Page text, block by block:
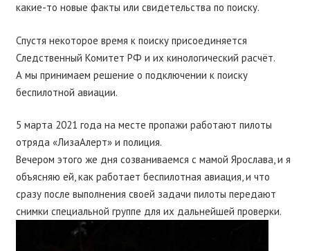
какие-то новые факты или свидетельства по поиску.
Спустя некоторое время к поиску присоединяется
Следственный Комитет РФ и их кинологический расчёт.
А мы принимаем решение о подключении к поиску
беспилотной авиации.
5 марта 2021 года на месте пропажи работают пилоты
отряда «ЛизаАлерт» и полиция.
Вечером этого же дня созваниваемся с мамой Ярослава, и я
объясняю ей, как работает беспилотная авиация, и что
сразу после выполнения своей задачи пилоты передают
снимки специальной группе для их дальнейшей проверки.